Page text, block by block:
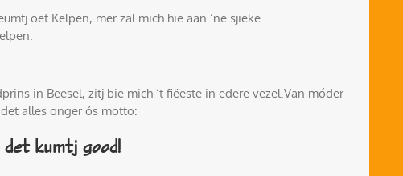
oet Kelpen, mer zal mich hie aan ‘ne sjieke
in Beesel, zitj bie mich ‘t fiëeste in edere vezel.Van móder
alles onger ós motto:
kumtj good!